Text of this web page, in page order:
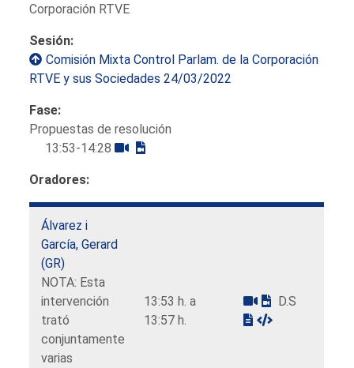
Corporación RTVE
Sesión:
Comisión Mixta Control Parlam. de la Corporación
RTVE y sus Sociedades 24/03/2022
Fase:
Propuestas de resolución
13:53-14:28
Oradores:
Álvarez i
García, Gerard
(GR)
NOTA: Esta
intervención
trató
conjuntamente
varias
13:53 h. a
13:57 h.
D.S